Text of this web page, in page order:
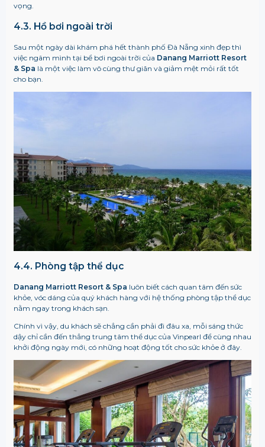
vọng.
4.3. Hồ bơi ngoài trời
Sau một ngày dài khám phá hết thành phố Đà Nẵng xinh đẹp thì
việc ngâm mình tại bể bơi ngoài trời của Danang Marriott Resort
& Spa là một việc làm vô cùng thư giãn và giảm mệt mỏi rất tốt
cho bạn.
4.4. Phòng tập thể dục
Danang Marriott Resort & Spa luôn biết cách quan tâm đến sức
khỏe, vóc dáng của quý khách hàng với hệ thống phòng tập thể dục
nằm ngay trong khách sạn.
Chính vì vậy, du khách sẽ chẳng cần phải đi đâu xa, mỗi sáng thức
dậy chỉ cần đến thẳng trung tâm thể dục của Vinpearl để cùng nhau
khởi động ngày mới, có những hoạt động tốt cho sức khỏe ở đây.